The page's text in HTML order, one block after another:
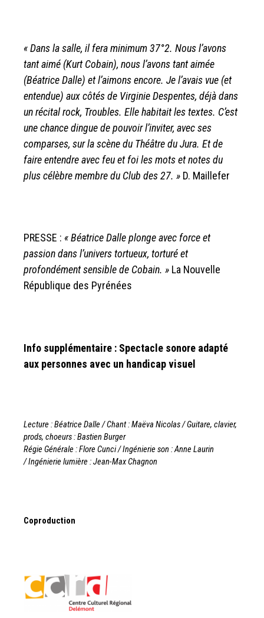
« Dans la salle, il fera minimum 37°2. Nous l’avons
tant aimé (Kurt Cobain), nous l’avons tant aimée
(Béatrice Dalle) et l’aimons encore. Je l’avais vue (et
entendue) aux côtés de Virginie Despentes, déjà dans
un récital rock, Troubles. Elle habitait les textes. C’est
une chance dingue de pouvoir l’inviter, avec ses
comparses, sur la scène du Théâtre du Jura. Et de
faire entendre avec feu et foi les mots et notes du
plus célèbre membre du Club des 27. » D. Maillefer
PRESSE : « Béatrice Dalle plonge avec force et
passion dans l’universtortueux, torturé et
profondément sensible de Cobain. » La Nouvelle
République des Pyrénées
Info supplémentaire : Spectacle sonore adapté
aux personnes avec un handicap visuel
Lecture : Béatrice Dalle /Chant : Maëva Nicolas /Guitare, clavier,
prods, choeurs : Bastien Burger
Régie Générale : Flore Cunci /Ingénierie son : Anne Laurin
/Ingénierie lumière : Jean-Max Chagnon
Coproduction